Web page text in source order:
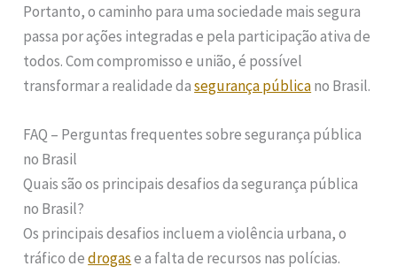
Portanto, o caminho para uma sociedade mais segura
passa por ações integradas e pela participação ativa de
todos. Com compromisso e união, é possível
transformar a realidade dasegurança públicano Brasil.
FAQ – Perguntas frequentes sobre segurança pública
no Brasil
Quais são os principais desafios da segurança pública
no Brasil?
Os principais desafios incluem a violência urbana, o
tráfico dedrogase a falta de recursos nas polícias.